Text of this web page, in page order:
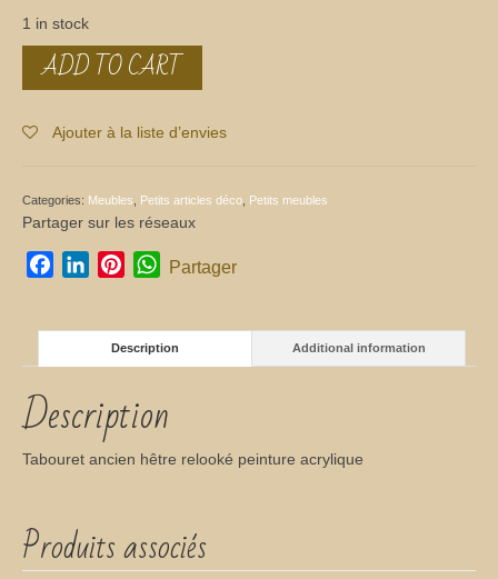
1 in stock
Tabouret
motif
quantity
ADD TO CART
Ajouter à la liste d’envies
Categories: Meubles Petits articles déco Petits meubles
Partager sur les réseaux
FacebookLinkedInPinterestWhatsApp
Partager
Description Additional information
Description
Tabouret ancien hêtre relooké peinture acrylique
Produits associés